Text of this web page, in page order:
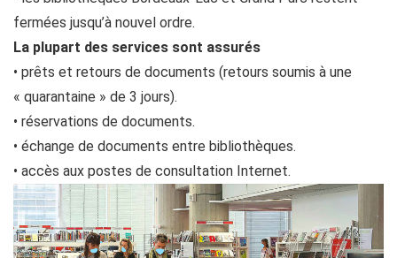
fermées jusqu’à nouvel ordre.
La plupart des services sont assurés
• prêts et retours de documents (retours soumis à une
« quarantaine » de 3 jours).
• réservations de documents.
• échange de documents entre bibliothèques.
• accès aux postes de consultation Internet.